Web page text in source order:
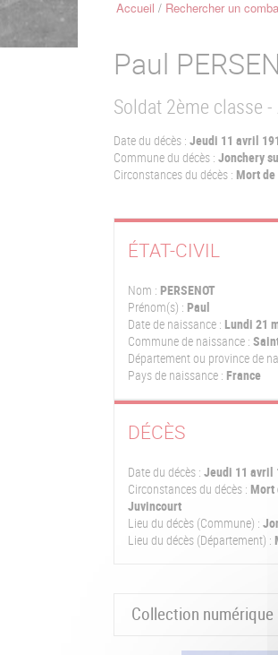
FilAccueil Rechercher un
Paul
Soldat 2ème classe
Date du décès : Jeudi 11 avril
Commune du décès : Jonchery
Circonstances du décès : Mort
ÉTAT-CIVIL
Nom : PERSENOT
Prénom(s) : Paul
Date de naissance : Lundi 21
Commune de naissance :
Département ou province de
Pays de naissance : France
DÉCÈS
Date du décès : Jeudi 11 avril
Circonstances du décès : Mort
Juvincourt
Lieu du décès (Commune) :
Lieu du décès (Département) :
Collection numérique